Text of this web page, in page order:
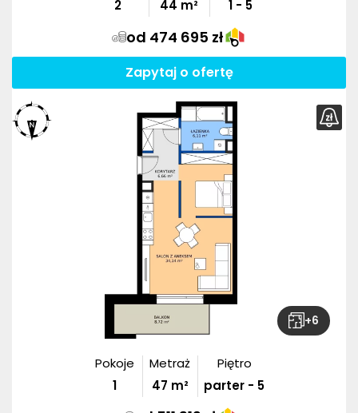
2
44 m²
1 - 5
od 474 695 zł
Zapytaj o ofertę
+6
Pokoje
1
Metraż
47 m²
Piętro
parter - 5